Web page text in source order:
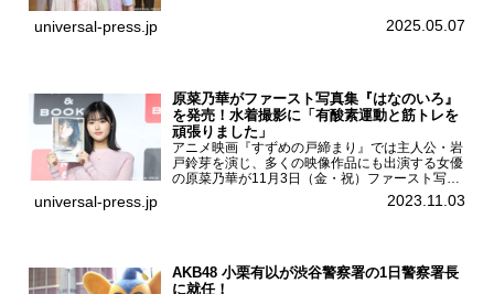
モード学園コクーンタワーで開催され、卒業モデ
universal-press.jp 2025.05.07
原菜乃華がファースト写真集『はなのいろ』
を発売！水着撮影に「有酸素運動と筋トレを
頑張りました」
アニメ映画『すずめの戸締まり』では主人公・岩
戸鈴芽を演じ、多くの映像作品にも出演する女優
の原菜乃華が11月3日（金・祝）ファースト写真
集『はなのいろ』発売記念イベントを
HMV&BOOKS SHIBUYAで開催した。原菜乃華フ
universal-press.jp 2023.11.03
AKB48 小栗有以が渋谷警察署の1日警察署長
に就任！